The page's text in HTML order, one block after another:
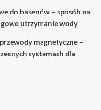
do basenów – sposób na
utrzymanie wody
magnetyczne –
systemach dla